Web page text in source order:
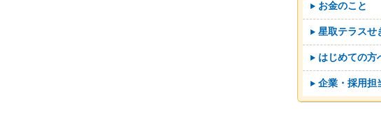
お金のこと
星取テラスせ
はじめての方
企業・採用担